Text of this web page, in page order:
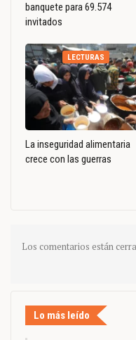
banquete para 69.574
invitados
LECTURAS
La inseguridad alimentaria
crece con las guerras
Los comentarios están
Lo más leído